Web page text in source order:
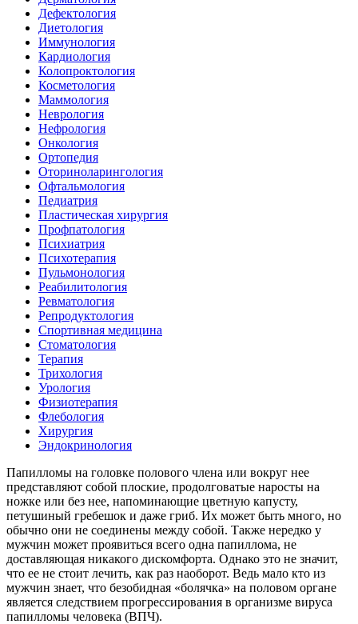
Дефектология
Диетология
Иммунология
Кардиология
Колопроктология
Косметология
Маммология
Неврология
Нефрология
Онкология
Ортопедия
Оториноларингология
Офтальмология
Педиатрия
Пластическая хирургия
Профпатология
Психиатрия
Психотерапия
Пульмонология
Реабилитология
Ревматология
Репродуктология
Спортивная медицина
Стоматология
Терапия
Трихология
Урология
Физиотерапия
Флебология
Хирургия
Эндокринология
Папилломы на головке полового члена или вокруг нее
представляют собой плоские, продолговатые наросты на
ножке или без нее, напоминающие цветную капусту,
петушиный гребешок и даже гриб. Их может быть много, но
обычно они не соединены между собой. Также нередко у
мужчин может проявиться всего одна папиллома, не
доставляющая никакого дискомфорта. Однако это не значит,
что ее не стоит лечить, как раз наоборот. Ведь мало кто из
мужчин знает, что безобидная «болячка» на половом органе
является следствием прогрессирования в организме вируса
папилломы человека (ВПЧ).